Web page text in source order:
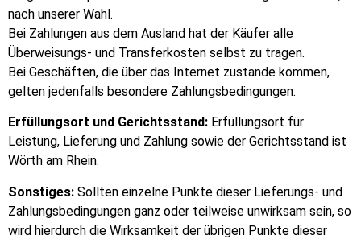
nach unserer Wahl.
Bei Zahlungen aus dem Ausland hat der Käufer alle
Überweisungs- und Transferkosten selbst zu tragen.
Bei Geschäften, die über das Internet zustande kommen,
gelten jedenfalls besondere Zahlungsbedingungen.
Erfüllungsort und Gerichtsstand: Erfüllungsort für
Leistung, Lieferung und Zahlung sowie der Gerichtsstand ist
Wörth am Rhein.
Sonstiges: Sollten einzelne Punkte dieser Lieferungs- und
Zahlungsbedingungen ganz oder teilweise unwirksam sein, so
wird hierdurch die Wirksamkeit der übrigen Punkte dieser